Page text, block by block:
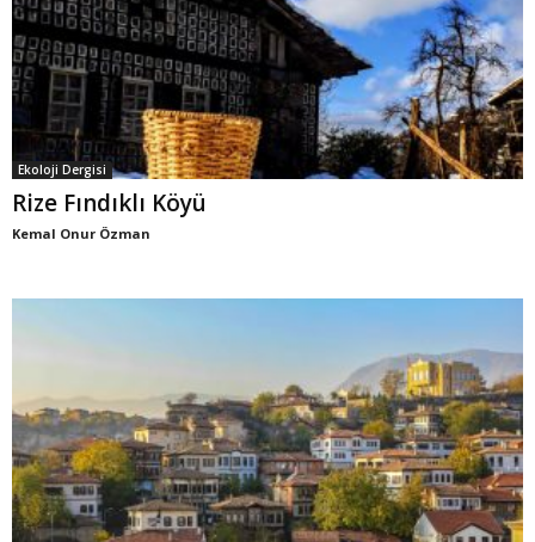
Ekoloji Dergisi
Rize Fındıklı Köyü
Kemal Onur Özman